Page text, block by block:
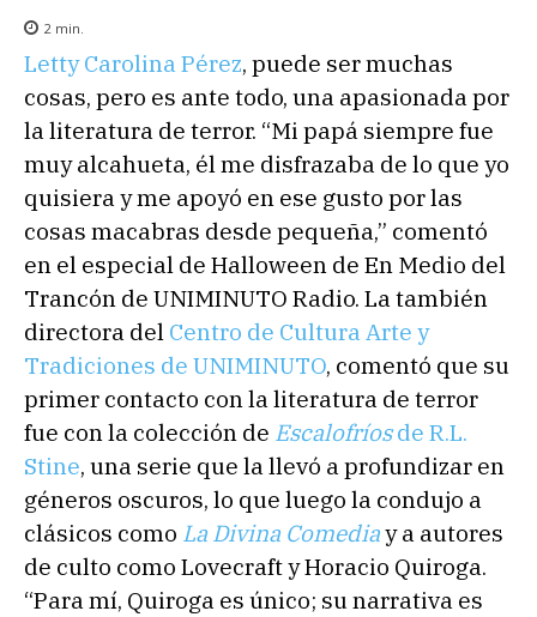
2 min.
Letty Carolina Pérez, puede ser muchas
cosas, pero es ante todo, una apasionada por
la literatura de terror. “Mi papá siempre fue
muy alcahueta, él me disfrazaba de lo que yo
quisiera y me apoyó en ese gusto por las
cosas macabras desde pequeña,” comentó
en el especial de Halloween de En Medio del
Trancón de UNIMINUTO Radio. La también
directora del Centro de Cultura Arte y
Tradiciones de UNIMINUTO, comentó que su
primer contacto con la literatura de terror
fue con la colección de Escalofríosde R.L.
Stine, una serie que la llevó a profundizar en
géneros oscuros, lo que luego la condujo a
clásicos como La Divina Comediay a autores
de culto como Lovecraft y Horacio Quiroga.
“Para mí, Quiroga es único; su narrativa es